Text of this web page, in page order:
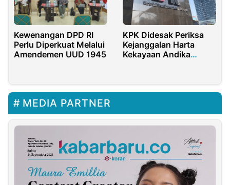
Kewenangan DPD RI
Perlu Diperkuat Melalui
Amendemen UUD 1945
KPK Didesak Periksa
Kejanggalan Harta
Kekayaan Andika
MEDIA PARTNER